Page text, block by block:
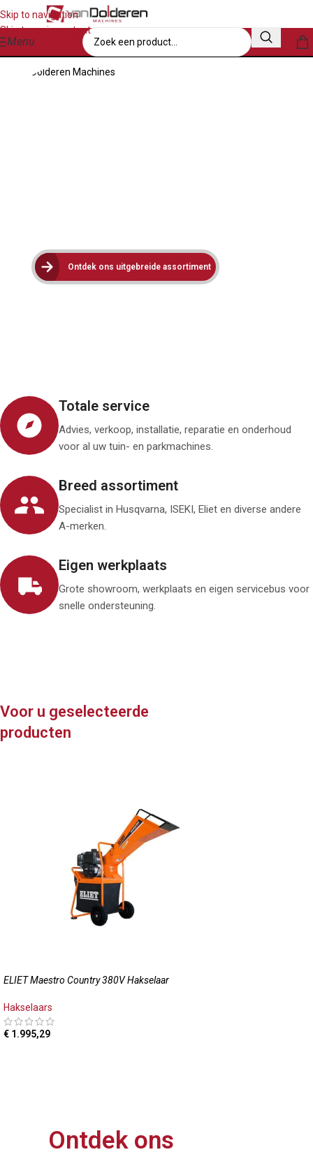
Skip to navigation
Skip to main content
Menu
Ontdek ons uitgebreide assortiment
Totale service
Advies, verkoop, installatie, reparatie en onderhoud
voor al uw tuin- en parkmachines.
Breed assortiment
Specialist in Husqvarna, ISEKI, Eliet en diverse andere
A-merken.
Eigen werkplaats
Grote showroom, werkplaats en eigen servicebus voor
snelle ondersteuning.
Voor u geselecteerde
producten
ELIET Maestro Country 380V Hakselaar
Hakselaars
€ 1.995,29
Ontdek ons